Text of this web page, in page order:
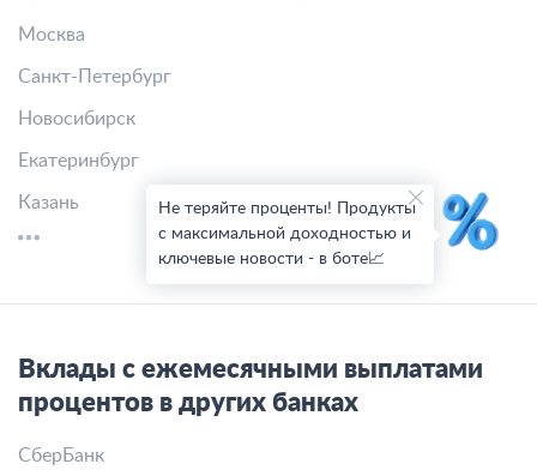
Москва
Санкт-Петербург
Новосибирск
Екатеринбург
Казань
Вклады с ежемесячными выплатами
процентов в других банках
СберБанк
Не теряйте проценты! Продукты
с максимальной доходностью и
ключевые новости - в боте📈